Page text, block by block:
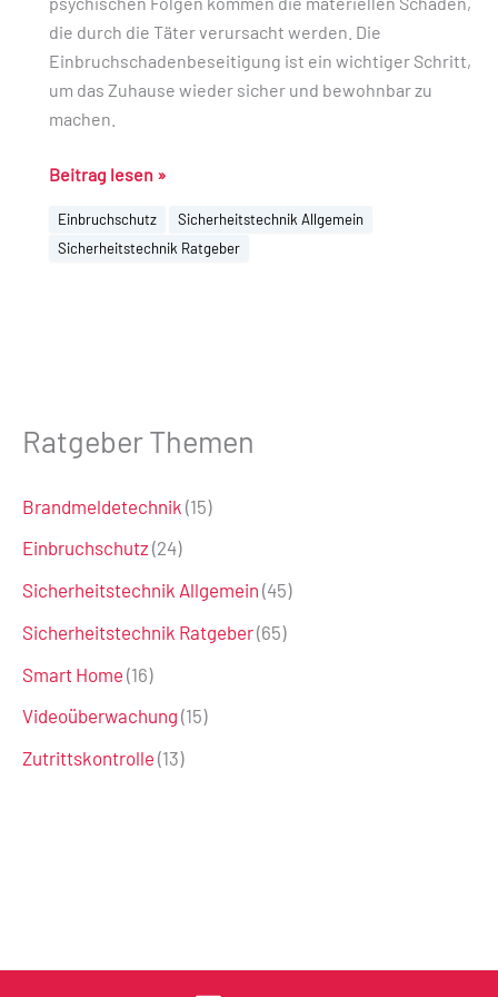
die durch die Täter verursacht werden. Die
Einbruchschadenbeseitigung ist ein wichtiger Schritt,
um das Zuhause wieder sicher und bewohnbar zu
machen.
Beitrag lesen »
Einbruchschutz
Sicherheitstechnik Allgemein
Sicherheitstechnik Ratgeber
Ratgeber Themen
Brandmeldetechnik (15)
Einbruchschutz (24)
Sicherheitstechnik Allgemein (45)
Sicherheitstechnik Ratgeber(65)
Smart Home (16)
Videoüberwachung (15)
Zutrittskontrolle (13)